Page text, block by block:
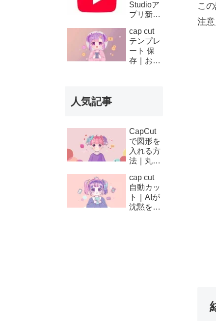
こ
注
Studioア
プリ新機
チャンネ
ルの収
益・支払
い履歴が
cap cut
テンプレ
ート 保
存｜お気
人気記事
CapCut
で図形を
入れる方
法｜丸・
角の使い
方と編集
テクニッ
ク
cap cut
自動カッ
ト｜AIが
沈黙をカ